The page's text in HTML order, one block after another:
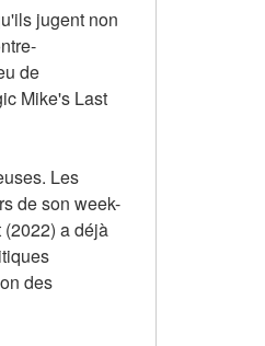
jugent non
de
Mike's Last
Les
de son week-
a déjà
des